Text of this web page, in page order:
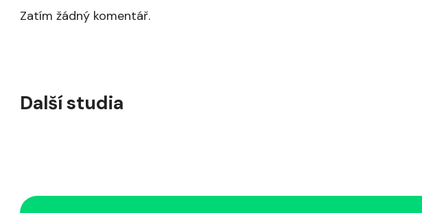
Zatím žádný komentář.
Další studia